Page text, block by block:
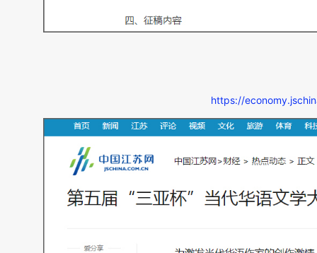
https://